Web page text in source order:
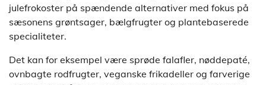
julefrokoster på spændende alternativer med fokus på
sæsonens grøntsager, bælgfrugter og plantebaserede
specialiteter.
Det kan for eksempel være sprøde falafler, nøddepaté,
ovnbagte rodfrugter, veganske frikadeller og farverige